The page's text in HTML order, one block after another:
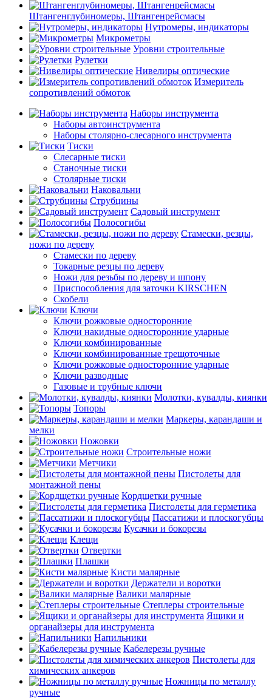
Штангенглубиномеры, Штангенрейсмасы
Нутромеры, индикаторы
Микрометры
Уровни строительные
Рулетки
Нивелиры оптические
Измеритель
сопротивлений обмоток
Наборы инструмента
Наборы автоинструмента
Наборы столярно-слесарного инструмента
Тиски
Слесарные тиски
Станочные тиски
Столярные тиски
Наковальни
Струбцины
Садовый инструмент
Полосогибы
Стамески, резцы,
ножи по дереву
Стамески по дереву
Токарные резцы по дереву
Ножи для резьбы по дереву и шпону
Приспособления для заточки KIRSCHEN
Скобели
Ключи
Ключи рожковые односторонние
Ключи накидные односторонние ударные
Ключи комбинированные
Ключи комбинированные трещоточные
Ключи рожковые односторонние ударные
Ключи разводные
Газовые и трубные ключи
Молотки, кувалды, киянки
Топоры
Маркеры, карандаши и
мелки
Ножовки
Строительные ножи
Метчики
Пистолеты для
монтажной пены
Кордщетки ручные
Пистолеты для герметика
Пассатижи и плоскогубцы
Кусачки и бокорезы
Клещи
Отвертки
Плашки
Кисти малярные
Держатели и воротки
Валики малярные
Степлеры строительные
Ящики и
органайзеры для инструмента
Напильники
Кабелерезы ручные
Пистолеты для
химических анкеров
Ножницы по металлу
ручные